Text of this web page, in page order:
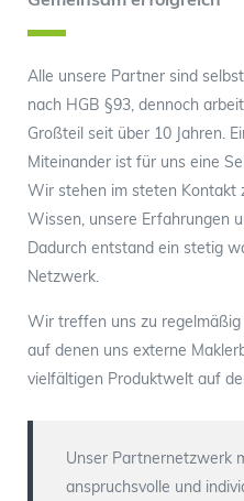
Alle unsere Partner sind
nach HGB §93, dennoch
Großteil seit über 10 Jahren.
Miteinander ist für uns eine
Wir stehen im steten Kontakt
Wissen, unsere Erfahrungen
Dadurch entstand ein stetig
Netzwerk.
Wir treffen uns zu
auf denen uns externe
vielfältigen Produktwelt auf
Unser Partnernetzwerk
anspruchsvolle und